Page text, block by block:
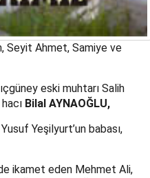
Seyit Ahmet, Samiye ve
eski muhtarı Salih
Bilal AYNAOĞLU,
Yeşilyurt’un babası,
ikamet eden Mehmet Ali,